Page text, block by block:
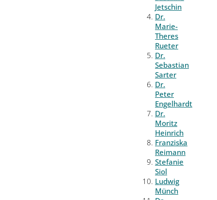
Jetschin
Dr.
Marie-
Theres
Rueter
Dr.
Sebastian
Sarter
Dr.
Peter
Engelhardt
Dr.
Moritz
Heinrich
Franziska
Reimann
Stefanie
Siol
Ludwig
Münch